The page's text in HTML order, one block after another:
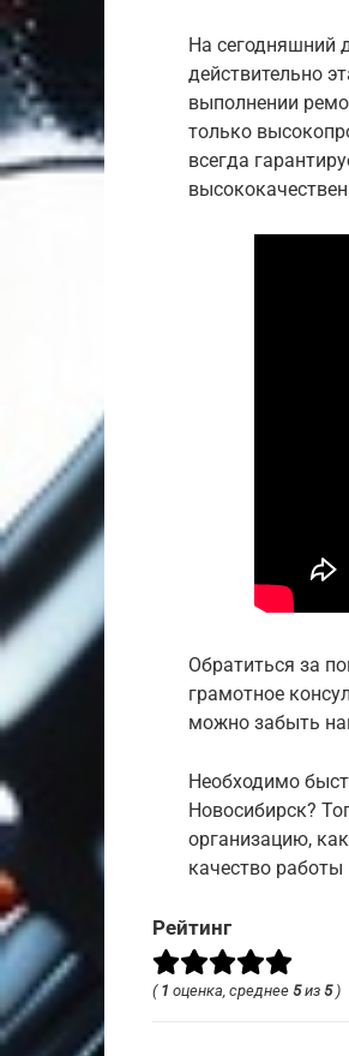
На сегодняшний
действительно
выполнении
только
всегда
Обратиться за
грамотное
можно забыть
Необходимо
Новосибирск?
организацию,
качество
Рейтинг
( 1 оценка, среднее 5из 5)